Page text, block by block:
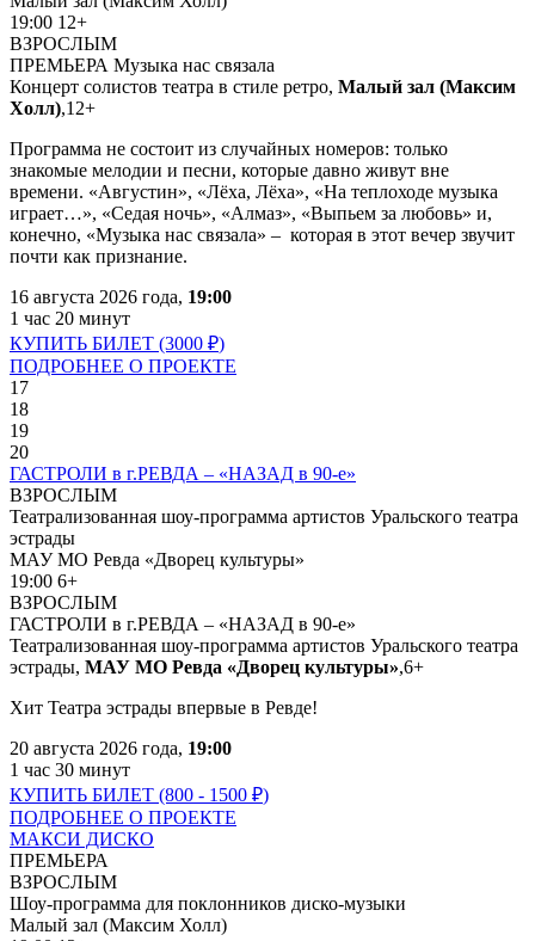
19:00 12+
ВЗРОСЛЫМ
ПРЕМЬЕРА Музыка нас связала
Концерт солистов театра в стиле ретро, Малый зал (Максим
Холл),12+
Программа не состоит из случайных номеров: только
знакомые мелодии и песни, которые давно живут вне
времени. «Августин», «Лёха, Лёха», «На теплоходе музыка
играет…», «Седая ночь», «Алмаз», «Выпьем за любовь» и,
конечно, «Музыка нас связала» – которая в этот вечер звучит
почти как признание.
16 августа 2026 года, 19:00
1 час 20 минут
КУПИТЬ БИЛЕТ (3000 ₽)
ПОДРОБНЕЕ О ПРОЕКТЕ
17
18
19
20
ГАСТРОЛИ в г.РЕВДА – «НАЗАД в 90-е»
ВЗРОСЛЫМ
Театрализованная шоу-программа артистов Уральского театра
эстрады
МАУ МО Ревда «Дворец культуры»
19:00 6+
ВЗРОСЛЫМ
ГАСТРОЛИ в г.РЕВДА – «НАЗАД в 90-е»
Театрализованная шоу-программа артистов Уральского театра
эстрады, МАУ МО Ревда «Дворец культуры»,6+
Хит Театра эстрады впервые в Ревде!
20 августа 2026 года, 19:00
1 час 30 минут
КУПИТЬ БИЛЕТ (800 - 1500 ₽)
ПОДРОБНЕЕ О ПРОЕКТЕ
МАКСИ ДИСКО
ПРЕМЬЕРА
ВЗРОСЛЫМ
Шоу-программа для поклонников диско-музыки
Малый зал (Максим Холл)